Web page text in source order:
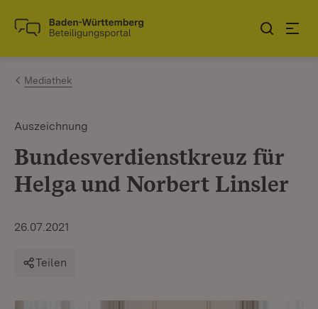
Zum Inhalt springen
Link zur Startseite
Mediathek
Auszeichnung
Bundesverdienstkreuz für
Helga und Norbert Linsler
26.07.2021
Teilen